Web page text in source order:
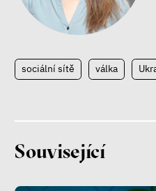
sociální sítě válka
Související